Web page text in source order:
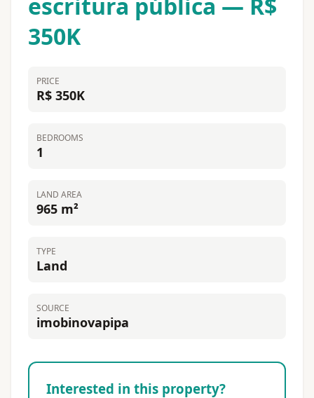
escritura pública — R$
350K
PRICE
R$ 350K
BEDROOMS
1
LAND AREA
965 m²
TYPE
Land
SOURCE
imobinovapipa
Interested in this property?